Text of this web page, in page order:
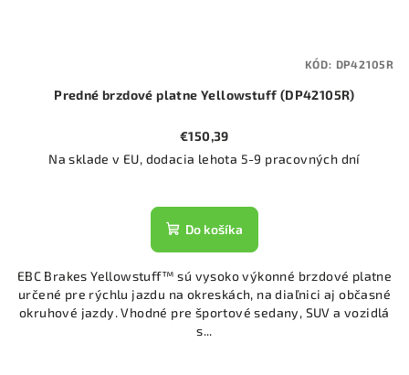
Predné brzdové platne Yellowstuff (DP42105R)
€150,39
Na sklade v EU, dodacia lehota 5-9 pracovných dní
Do košíka
EBC Brakes Yellowstuff™ sú vysoko výkonné brzdové platne
určené pre rýchlu jazdu na okreskách, na diaľnici aj občasné
okruhové jazdy. Vhodné pre športové sedany, SUV a vozidlá
s...
KÓD: DP42105R